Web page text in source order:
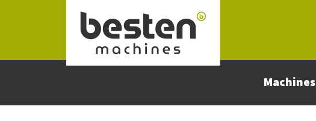
Naar hoofdinhoud
Machines